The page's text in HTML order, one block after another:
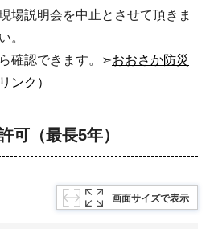
場説明会を中止とさせて頂きま
。
確認できます。➣おおさか防災
ンク）
可（最長5年）
画面サイズで表示